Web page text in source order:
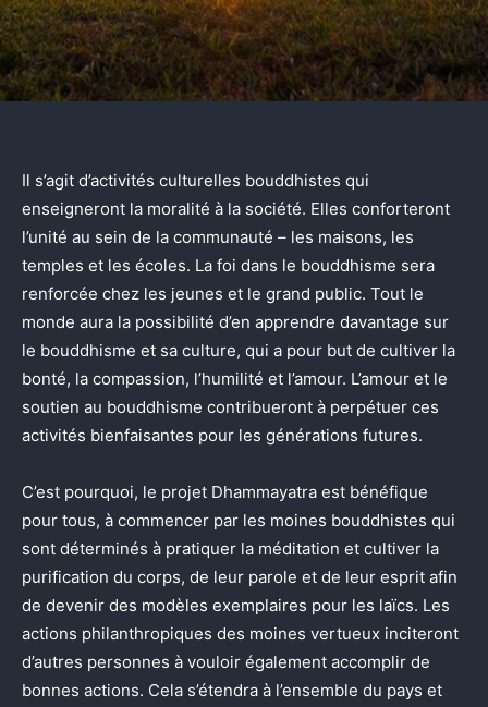
Il s’agit d’activités culturelles bouddhistes qui
enseigneront la moralité à la société. Elles conforteront
l’unité au sein de la communauté – les maisons, les
temples et les écoles. La foi dans le bouddhisme sera
renforcée chez les jeunes et le grand public. Tout le
monde aura la possibilité d’en apprendre davantage sur
le bouddhisme et sa culture, qui a pour but de cultiver la
bonté, la compassion, l’humilité et l’amour. L’amour et le
soutien au bouddhisme contribueront à perpétuer ces
activités bienfaisantes pour les générations futures.
C’est pourquoi, le projet Dhammayatra est bénéfique
pour tous, à commencer par les moines bouddhistes qui
sont déterminés à pratiquer la méditation et cultiver la
purification du corps, de leur parole et de leur esprit afin
de devenir des modèles exemplaires pour les laïcs. Les
actions philanthropiques des moines vertueux inciteront
d’autres personnes à vouloir également accomplir de
bonnes actions. Cela s’étendra à l’ensemble du pays et